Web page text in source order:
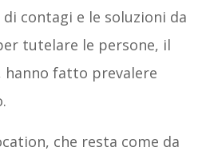
contagi e le soluzioni da
tutelare le persone, il
hanno fatto prevalere
che resta come da